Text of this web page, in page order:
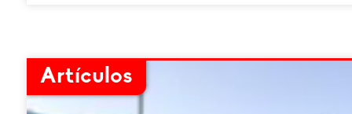
Artículos